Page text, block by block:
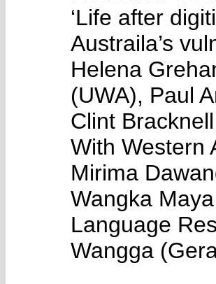
‘Life after
Austraila’s
Helena
(UWA), Paul
Clint
With Western
Mirima
Wangka
Language
Wangga